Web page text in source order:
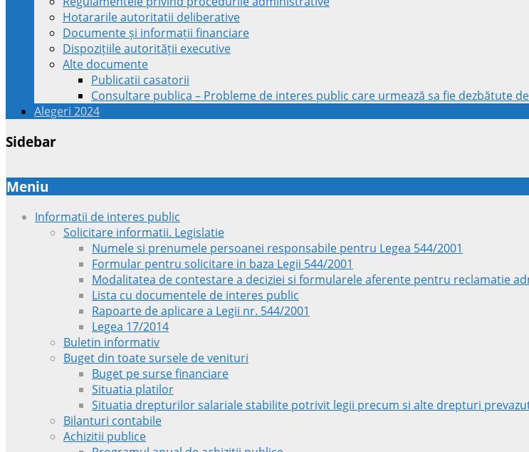
Hotararile autoritatii deliberative
Documente și informații financiare
Dispozițiile autorității executive
Alte documente
Publicatii casatorii
Consultare publica – Probleme de interes public care urmează sa fie dezbătute
Alegeri 2024
Sidebar
Meniu
Informatii de interes public
Solicitare informatii. Legislatie
Numele si prenumele persoanei responsabile pentru Legea 544/2001
Formular pentru solicitare in baza Legii 544/2001
Modalitatea de contestare a deciziei si formularele aferente pentru reclamatie
Lista cu documentele de interes public
Rapoarte de aplicare a Legii nr. 544/2001
Legea 17/2014
Buletin informativ
Buget din toate sursele de venituri
Buget pe surse financiare
Situatia platilor
Situatia drepturilor salariale stabilite potrivit legii precum si alte drepturi
Bilanturi contabile
Achizitii publice